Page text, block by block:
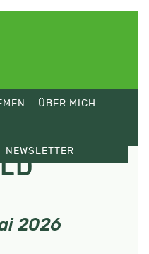
ÜBER MICH
NEWSLETTER
2026